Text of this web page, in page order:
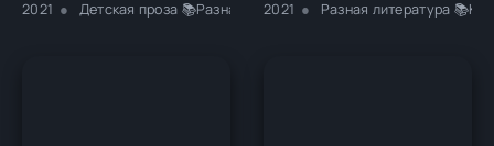
2021 Детская проза 📚Разная литература
2021 Разная литература